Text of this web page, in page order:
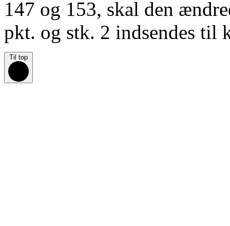
147 og 153, skal den
pkt. og stk. 2 indsendes til
Til top